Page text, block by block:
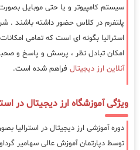
سیستم کامپیوتر و یا حتی موبایل
پلتفرم در کلاس حضور داشته باشند .
استرالیا بگونه ای است که تمامی
امکان تبادل نظر ، پرسش و پاسخ و
آنلاین ارز دیجیتال فراهم شده است.
ویژگی آموزشگاه ارز دیجیتال در
دوره آموزشی ارز دیجیتال در استرالیا
توسط دپارتمان آموزش عالی سهامیر